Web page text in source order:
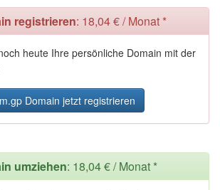
registrieren: 18,04 € / Monat *
heute Ihre persönliche Domain mit der
Domain jetzt registrieren
umziehen: 18,04 € / Monat *